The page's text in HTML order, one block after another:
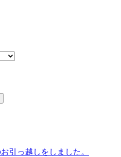
引っ越しをしました。